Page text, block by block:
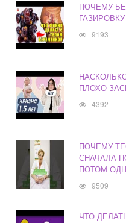
ПОЧЕМУ
ГАЗИРОВКУ
9193
ПЛОХО
4392
ПОЧЕМУ
СНАЧАЛА
ПОТОМ
9509
ЧТО